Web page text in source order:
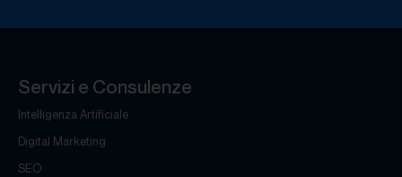
Servizi e Consulenze
Intelligenza Artificiale
Digital Marketing
SEO